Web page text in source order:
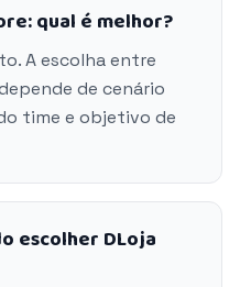
qual é melhor?
A escolha entre
de cenário
time e objetivo de
escolher DLoja